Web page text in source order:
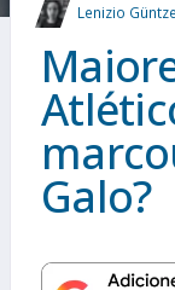
MAIS
Lenizio
Galo?